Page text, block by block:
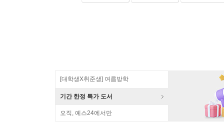
[대학생X취준생] 여름방학
기간 한정 특가 도서
오직, 예스24에서만